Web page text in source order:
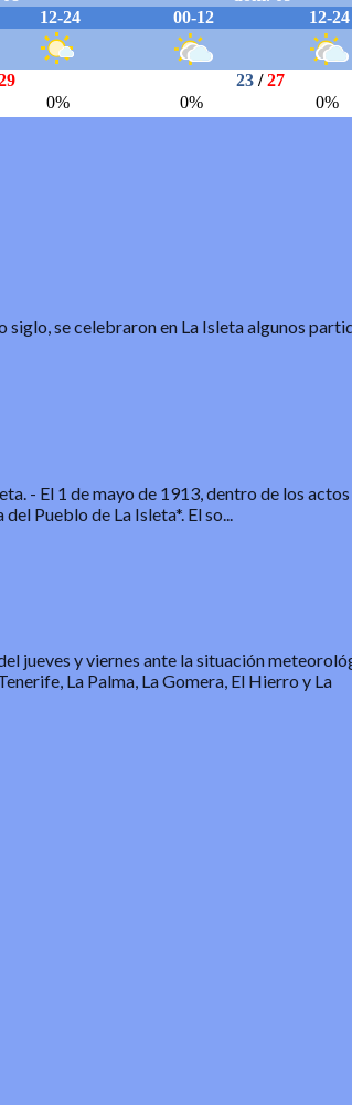
siglo, se celebraron en La Isleta algunos
- El 1 de mayo de 1913, dentro de los
Pueblo de La Isleta*. El so...
jueves y viernes ante la situación
La Palma, La Gomera, El Hierro y La